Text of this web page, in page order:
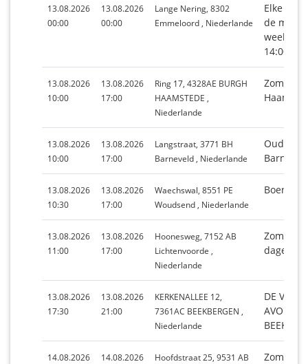
13.08.2026
00:00
13.08.2026
00:00
Lange Nering, 8302
Emmeloord , Niederlande
Elke 2e
de
14:00
13.08.2026
10:00
13.08.2026
17:00
Ring 17, 4328AE BURGH
HAAMSTEDE ,
Niederlande
13.08.2026
10:00
13.08.2026
17:00
Langstraat, 3771 BH
Barneveld , Niederlande
Oud
13.08.2026
10:30
13.08.2026
17:00
Waechswal, 8551 PE
Woudsend , Niederlande
13.08.2026
11:00
13.08.2026
17:00
Hoonesweg, 7152 AB
Lichtenvoorde ,
Niederlande
dagen
13.08.2026
17:30
13.08.2026
21:00
KERKENALLEE 12,
7361AC BEEKBERGEN ,
Niederlande
DE
14.08.2026
14.08.2026
Hoofdstraat 25, 9531 AB